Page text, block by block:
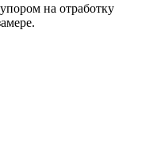
на отработку